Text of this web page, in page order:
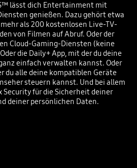
lässt dich Entertainment mit
genießen. Dazu gehört etwa
als 200 kostenlosen Live-TV-
von Filmen auf Abruf. Oder der
Cloud-Gaming-Diensten (keine
die Daily+ App, mit der du deine
einfach verwalten kannst. Oder
du alle deine kompatiblen Geräte
steuern kannst. Und bei allem
Security für die Sicherheit deiner
deiner persönlichen Daten.